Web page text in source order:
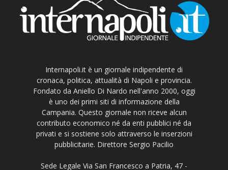
Internapoli.it è un giornale indipendente di
cronaca, politica, attualità di Napoli e provincia.
Fondato da Aniello Di Nardo nell'anno 2000, oggi
è uno dei primi siti di informazione della
Campania. Questo giornale non riceve alcun
contributo economico né da enti pubblici né da
privati e si sostiene solo attraverso le inserzioni
pubblicitarie. Direttore Sergio Pacilio
Sede Legale Via San Francesco a Patria, 47 -